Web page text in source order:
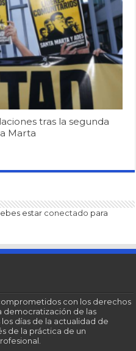
tras la segunda
Marta
estar conectado para
con los derechos
democratización de las
días de la actualidad de
de la práctica de un